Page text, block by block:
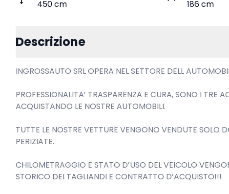
450 cm 186 cm
Descrizione
INGROSSAUTO SRL OPERA NEL SETTORE DELL
PROFESSIONALITA’ TRASPARENZA E CURA, SONO I TRE
ACQUISTANDO LE NOSTRE AUTOMOBILI.
TUTTE LE NOSTRE VETTURE VENGONO VENDUTE SOLO
PERIZIATE.
CHILOMETRAGGIO E STATO D’USO DEL VEICOLO
STORICO DEI TAGLIANDI E CONTRATTO D’ACQUISTO!!!